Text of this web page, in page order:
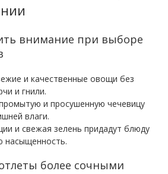
внимание при выборе
и качественные овощи без
и гнили.
и просушенную чечевицу
влаги.
и свежая зелень придадут блюду
насыщенность.
более сочными